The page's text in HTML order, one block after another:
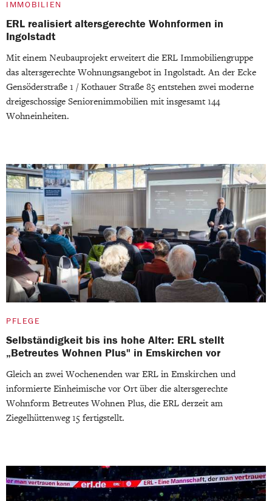
IMMOBILIEN
ERL realisiert altersgerechte Wohnformen in
Ingolstadt
Mit einem Neubauprojekt erweitert die ERL Immobiliengruppe
das altersgerechte Wohnungsangebot in Ingolstadt. An der Ecke
Gensöderstraße 1 / Kothauer Straße 85 entstehen zwei moderne
dreigeschossige Seniorenimmobilien mit insgesamt 144
Wohneinheiten.
PFLEGE
Selbständigkeit bis ins hohe Alter: ERL stellt
„Betreutes Wohnen Plus" in Emskirchen vor
Gleich an zwei Wochenenden war ERL in Emskirchen und
informierte Einheimische vor Ort über die altersgerechte
Wohnform Betreutes Wohnen Plus, die ERL derzeit am
Ziegelhüttenweg 15 fertigstellt.